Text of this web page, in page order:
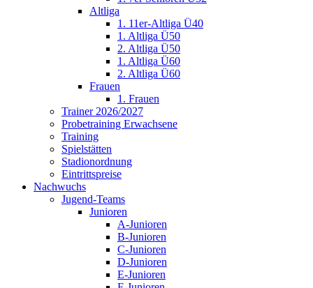
Altliga
1. 11er-Altliga Ü40
1. Altliga Ü50
2. Altliga Ü50
1. Altliga Ü60
2. Altliga Ü60
Frauen
1. Frauen
Trainer 2026/2027
Probetraining Erwachsene
Training
Spielstätten
Stadionordnung
Eintrittspreise
Nachwuchs
Jugend-Teams
Junioren
A-Junioren
B-Junioren
C-Junioren
D-Junioren
E-Junioren